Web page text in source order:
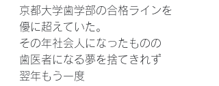
京都大学歯学部の合格ラインを
優に超えていた。
その年社会人になったものの
歯医者になる夢を捨てきれず
翌年もう一度